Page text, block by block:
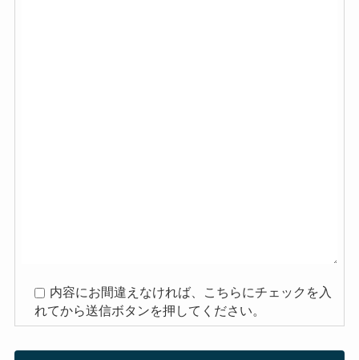
内容にお間違えなければ、こちらにチェックを入
れてから送信ボタンを押してください。